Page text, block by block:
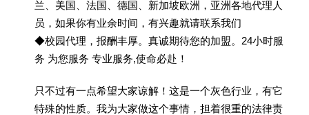
兰、美国、法国、德国、新加坡欧洲，亚洲各地代理人
员，如果你有业余时间，有兴趣就请联系我们
◆校园代理，报酬丰厚。真诚期待您的加盟。24小时服
务 为您服务 专业服务,使命必赴！
只不过有一点希望大家谅解！这是一个灰色行业，有它
特殊的性质。我为大家做这个事情，担着很重的法律责